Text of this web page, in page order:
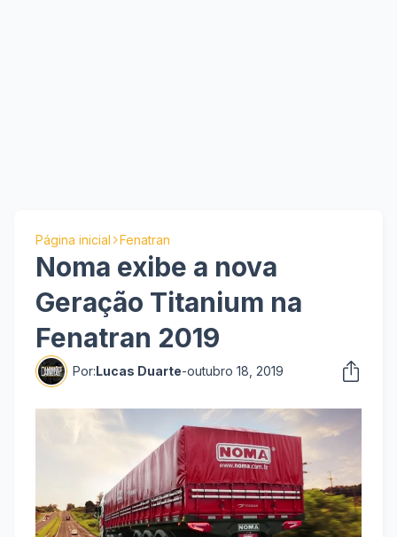
Página inicial Fenatran
Noma exibe a nova
Geração Titanium na
Fenatran 2019
Por:Lucas Duarte-outubro 18, 2019